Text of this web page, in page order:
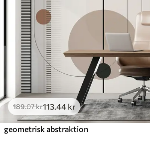
189.07kr113 .44 kr
geometrisk abstraktion